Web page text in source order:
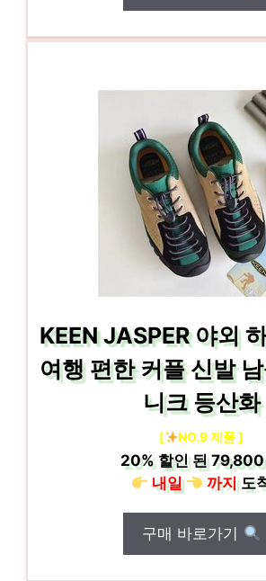
KEEN JASPER 야외
여행 편한 커플 신발
니크 등산화
[ NO.9 제품 ]
20%할인 된79,800
내일
까지도
구매 바로가기